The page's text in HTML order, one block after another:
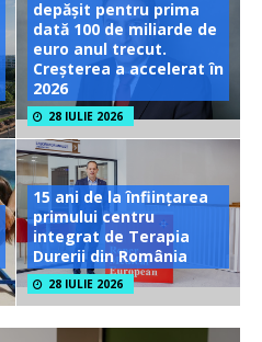
depășit pentru prima
dată 100 de miliarde de
euro anul trecut.
Creșterea a accelerat în
2026
28 IULIE 2026
15 ani de la înființarea
primului centru
integrat de Terapia
Durerii din România
28 IULIE 2026